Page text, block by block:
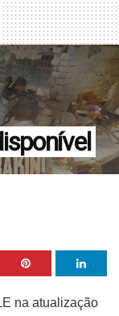
na atualização